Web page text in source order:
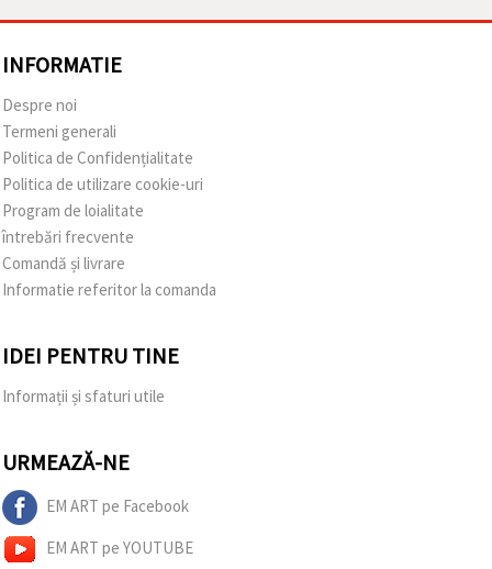
INFORMATIE
Despre noi
Termeni generali
Politica de Confidențialitate
Politica de utilizare cookie-uri
Program de loialitate
întrebări frecvente
Comandă și livrare
Informatie referitor la comanda
IDEI PENTRU TINE
Informații și sfaturi utile
URMEAZĂ-NE
EM ART pe Facebook
EM ART pe YOUTUBE